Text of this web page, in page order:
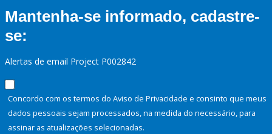
Mantenha-se informado, cadastre-
se:
Alertas de email Project P002842
Concordo com os termos do Aviso de Privacidade e consinto que meus
dados pessoais sejam processados, na medida do necessário, para
assinar as atualizações selecionadas.